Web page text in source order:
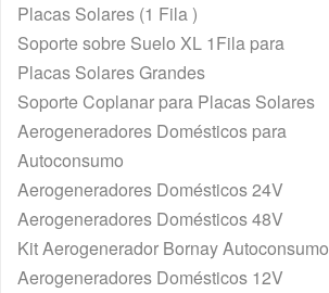
Placas Solares (1 Fila )
Soporte sobre Suelo XL 1Fila para
Placas Solares Grandes
Soporte Coplanar para Placas Solares
Aerogeneradores Domésticos para
Autoconsumo
Aerogeneradores Domésticos 24V
Aerogeneradores Domésticos 48V
Kit Aerogenerador Bornay Autoconsumo
Aerogeneradores Domésticos 12V